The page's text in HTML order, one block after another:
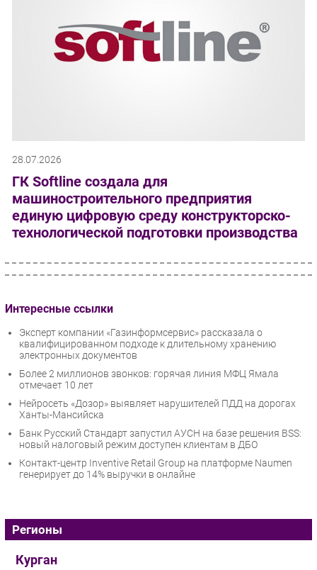
28.07.2026
ГК Softline создала для
машиностроительного предприятия
единую цифровую среду конструкторско-
технологической подготовки производства
Интересные ссылки
Эксперт компании «Газинформсервис» рассказала о
квалифицированном подходе к длительному хранению
электронных документов
Более 2 миллионов звонков: горячая линия МФЦ Ямала
отмечает 10 лет
Нейросеть «Дозор» выявляет нарушителей ПДД на дорогах
Ханты-Мансийска
Банк Русский Стандарт запустил АУСН на базе решения BSS:
новый налоговый режим доступен клиентам в ДБО
Контакт-центр Inventive Retail Group на платформе Naumen
генерирует до 14% выручки в онлайне
Регионы
Курган